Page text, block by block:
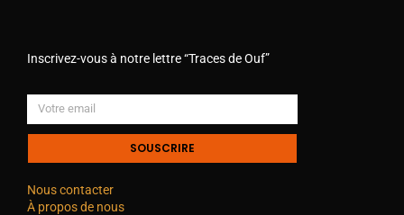
Inscrivez-vous à notre lettre “Traces de Ouf”
SOUSCRIRE
Nous contacter
À propos de nous